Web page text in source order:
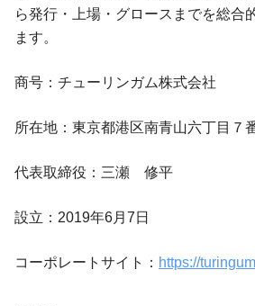
ら発行・上場・グロースまでを総合
ます。
商号：チューリンガム株式会社
所在地：東京都港区南青山六丁目７
代表取締役：三瀬 修平
設立：2019年6月7日
コーポレートサイト： https://